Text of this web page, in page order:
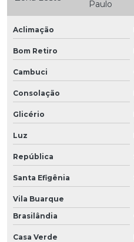
Paulo
Aclimação
Bom Retiro
Cambuci
Consolação
Glicério
Luz
República
Santa Efigênia
Vila Buarque
Brasilândia
Casa Verde